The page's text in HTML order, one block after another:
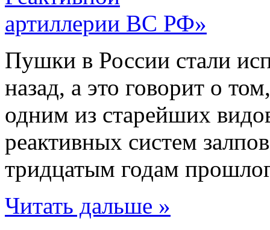
Пушки в России стали
назад, а это говорит о
одним из старейших
реактивных систем
тридцатым годам
Читать дальше »